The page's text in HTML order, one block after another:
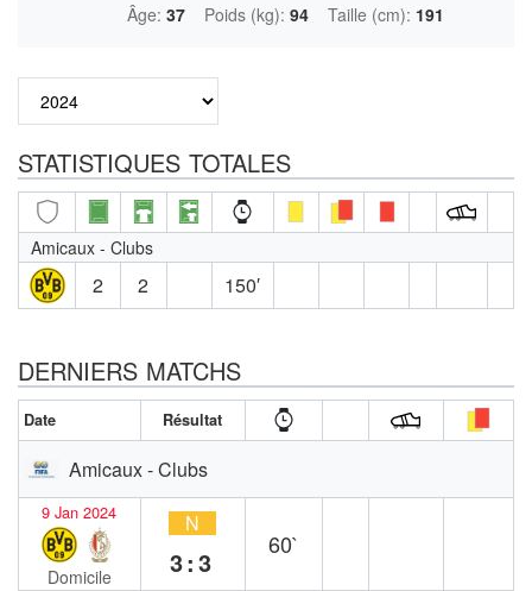
Âge: 37 Poids (kg): 94 Taille (cm): 191
STATISTIQUES TOTALES
Amicaux - Clubs
2 2 150′
DERNIERS MATCHS
Date Résultat
Amicaux - Clubs
9 Jan 2024
Domicile
N
3:3
60`